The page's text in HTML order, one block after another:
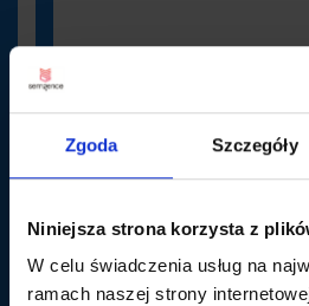
Zgoda Szczegóły
Niniejsza strona korzysta z
W celu świadczenia usług na
ramach naszej strony
Dodaj komentarz
Twój adres e-mail nie
Komentarz*